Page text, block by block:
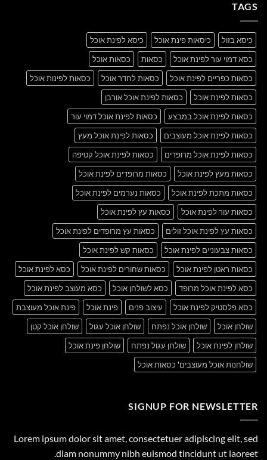
TAGS
כיסא בזול כיסאות פינת אוכל
כיסא לפינת אוכל
כסא דמוי עור לפינת אוכל
כסאות
כסאות אוכל
כסאות כפריים לפינת אוכל
כסאות לחדר אוכל
כסאות לפינות אוכל
כסאות לפינת אוכל
כסאות לפינת אוכל אורבן
כסאות לפינת אוכל במבצע
כסאות לפינת אוכל דמוי עור
כסאות לפינת אוכל מעוצבים
כסאות לפינת אוכל מעץ
כסאות לפינת אוכל מרופדים
כסאות לפינת אוכל קטיפה
כסאות מעץ לפינת אוכל
כסאות מרופדים לפינת אוכל
כסאות מתכת לפינת אוכל
כסאות נערמים לפינת אוכל
כסאות עור לפינת אוכל
כסאות עץ לפינת אוכל
כסאות עץ לפינת אוכל זולים
כסאות עץ מרופדים לפינת אוכל
כסאות צבעוניים לפינת אוכל
כסאות קש לפינת אוכל
כסאות ראטן לפינת אוכל
כסאות שחורים לפינת אוכל
כסא לפינת אוכל
כסא לפינת אוכל מרופד
כסא לשולחן אוכל
כסא מעוצב לפינת אוכל
כסא פלסטיק לפינת אוכל
עיצוב פנים פינת אוכל
פינת אוכל מעוצבת
שולחן אוכל
שולחן אוכל נפתח שולחן אוכל עגול
שולחן אוכל קטן
שולחן לפינת אוכל
שולחן עגול נפתח
שולחן פינת אוכל
שולחנות אוכל מעוצבים' כסאות אוכל
SIGNUP FOR NEWSLETTER
Lorem ipsum dolor sit amet, consectetuer adipiscing elit, sed
diam nonummy nibh euismod tincidunt ut laoreet.